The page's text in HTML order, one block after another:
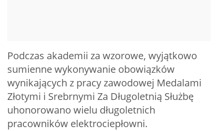
Podczas akademii za wzorowe, wyjątkowo
sumienne wykonywanie obowiązków
wynikających z pracy zawodowej Medalami
Złotymi i Srebrnymi Za Długoletnią Służbę
uhonorowano wielu długoletnich
pracowników elektrociepłowni.